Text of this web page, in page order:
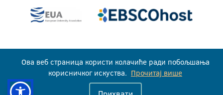
Универзитет у Бањој Луци © 2026
Сва права задржана
Ова веб страница користи колачиће ради побољшања
корисничког искуства. Прочитај више